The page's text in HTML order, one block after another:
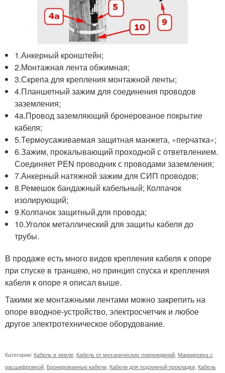
1.Анкерный кронштейн;
2.Монтажная лента обжимная;
3.Скрепа для крепления монтажной ленты;
4.Планшетный зажим для соединения проводов
заземления;
4a.Провод заземляющий бронерованое покрытие
кабеля;
5.Термоусаживаемая защитная манжета, «перчатка»;
6.Зажим, прокалывающий проходной с ответвлением.
Соединяет PEN проводник с проводами заземления;
7.Анкерный натяжной зажим для СИП проводов;
8.Ремешок бандажный кабельный; Колпачок
изолирующий;
9.Колпачок защитный.для провода;
10.Уголок металлический для защиты кабеля до
трубы.
В продаже есть много видов крепления кабеля к опоре
при спуске в траншею, но принцип спуска и крепления
кабеля к опоре я описал выше.
Такими же монтажными лентами можно закрепить на
опоре вводное-устройство, электросчетчик и любое
другое электротехническое оборудование.
Категории: Кабель в земле, Кабель от механических повреждений, Маркировка с
расшифровкой, Бронированные кабели, Кабели для подземной прокладки, Кабель